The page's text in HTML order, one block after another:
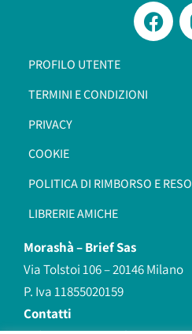
PROFILO UTENTE
TERMINI E CONDIZIONI
PRIVACY
COOKIE
POLITICA DI RIMBORSO E RESO
LIBRERIE AMICHE
Morashà –Brief Sas
Via Tolstoi 106 – 20146 Milano
P. Iva 11855020159
Contatti